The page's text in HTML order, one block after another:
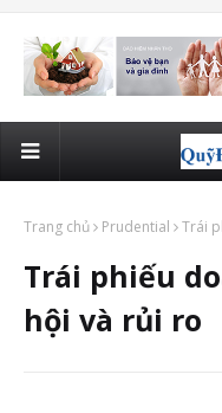
Trang chủ Prudential Trái
Trái phiếu
hội và rủi ro